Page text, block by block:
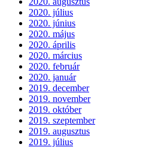
2020. július
2020. június
2020. május
2020. április
2020. március
2020. február
2020. január
2019. december
2019. november
2019. október
2019. szeptember
2019. augusztus
2019. július